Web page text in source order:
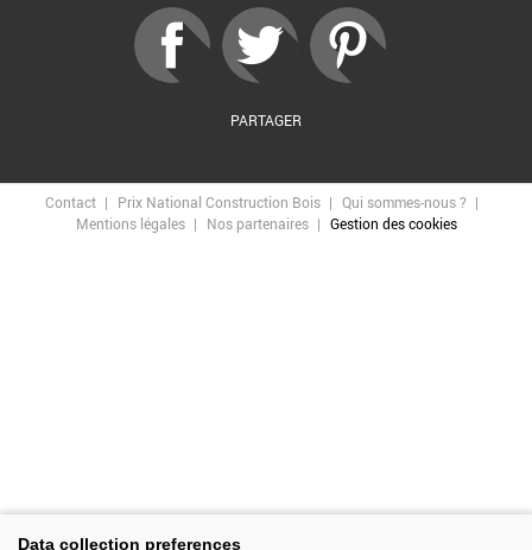
PARTAGER
Contact Prix National Construction Bois
Qui sommes-nous ?
Mentions légales
Nos partenaires Gestion des cookies
Data collection preferences